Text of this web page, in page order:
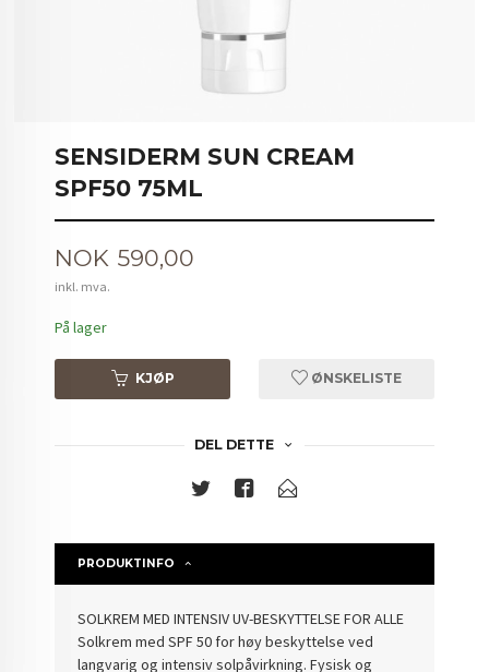
SENSIDERM SUN CREAM
SPF50 75ML
Pris
NOK 590,00
inkl. mva.
På lager
KJØP ØNSKELISTE
DEL DETTE
PRODUKTINFO
SOLKREM MED INTENSIV UV-BESKYTTELSE FOR ALLE
Solkrem med SPF 50 for høy beskyttelse ved
langvarig og intensiv solpåvirkning. Fysisk og